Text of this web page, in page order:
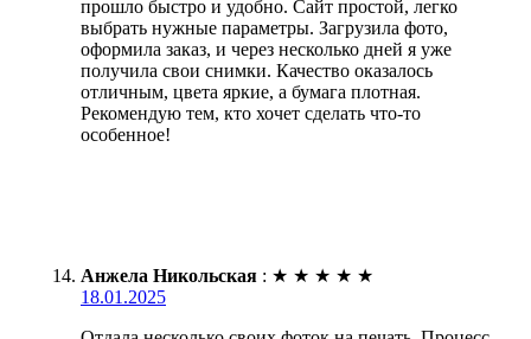
прошло быстро и удобно. Сайт простой, легко
выбрать нужные параметры. Загрузила фото,
оформила заказ, и через несколько дней я уже
получила свои снимки. Качество оказалось
отличным, цвета яркие, а бумага плотная.
Рекомендую тем, кто хочет сделать что-то
особенное!
Анжела Никольская : ★ ★ ★ ★ ★
18.01.2025